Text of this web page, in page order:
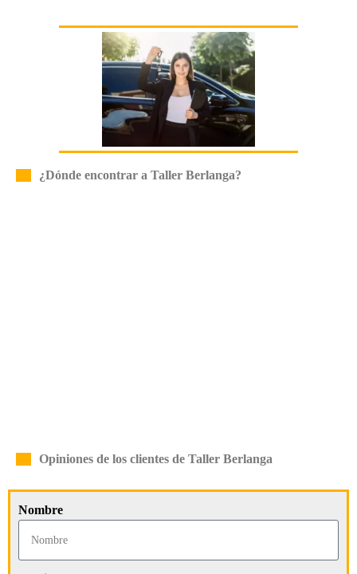
¿Dónde encontrar a Taller Berlanga?
Opiniones de los clientes de Taller Berlanga
Nombre